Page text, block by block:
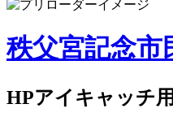
秩父宮記念市
HPアイキャッチ用